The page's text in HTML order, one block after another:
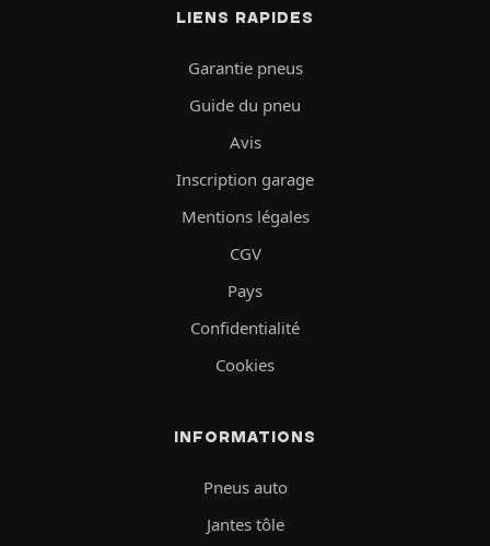
LIENS RAPIDES
Garantie pneus
Guide du pneu
Avis
Inscription garage
Mentions légales
CGV
Pays
Confidentialité
Cookies
INFORMATIONS
Pneus auto
Jantes tôle